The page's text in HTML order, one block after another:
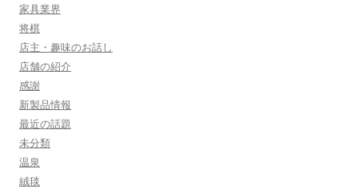
家具業界
将棋
店主・趣味のお話し
店舗の紹介
感謝
新製品情報
最近の話題
未分類
温泉
絨毯